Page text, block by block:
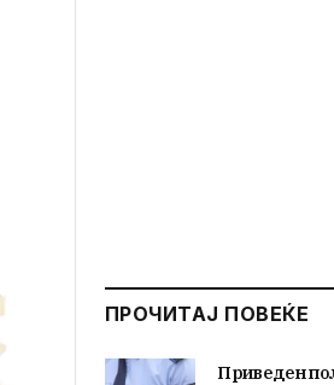
ПРОЧИТАЈ ПОВЕЌЕ
Приведен